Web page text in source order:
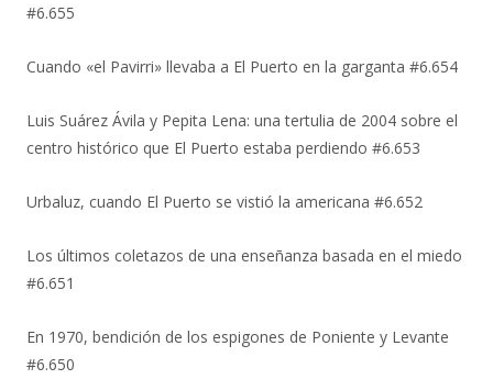
#6.655
Cuando «el Pavirri» llevaba a El Puerto en la garganta #6.654
Luis Suárez Ávila y Pepita Lena: una tertulia de 2004 sobre el
centro histórico que El Puerto estaba perdiendo #6.653
Urbaluz, cuando El Puerto se vistió la americana #6.652
Los últimos coletazos de una enseñanza basada en el miedo
#6.651
En 1970, bendición de los espigones de Poniente y Levante
#6.650